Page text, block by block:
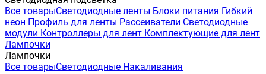
Все товарыСветодиодные ленты Блоки питания Гибкий
неон Профиль для ленты Рассеиватели Светодиодные
модули Контроллеры для лент Комплектующие для лент
Лампочки
Лампочки
Все товарыСветодиодные Накаливания